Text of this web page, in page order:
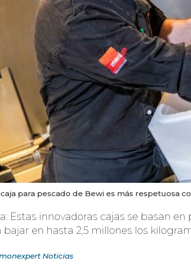
para pescado de Bewi es más respetuosa
Estas innovadoras cajas se basan
en hasta 2,5 millones los
Noticias